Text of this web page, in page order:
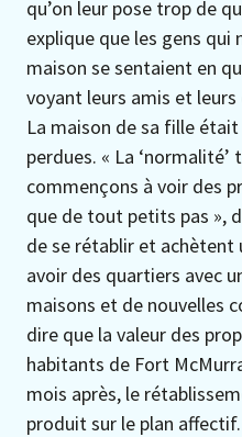
qu’on leur pose trop de
explique que les gens qui
maison se sentaient en
voyant leurs amis et
La maison de sa fille
perdues. « La
commençons à voir des
que de tout petits pas »,
de se rétablir et achètent
avoir des quartiers avec
maisons et de nouvelles
dire que la valeur des
habitants de Fort
mois après, le
produit sur le plan affectif.